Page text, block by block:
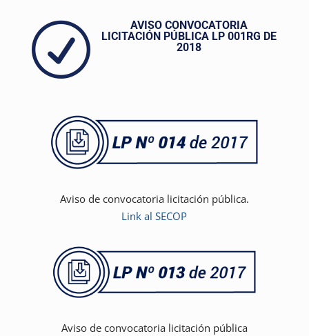
R
AVISO CONVOCATORIA
LICITACIÓN PÚBLICA LP 001RG DE
2018
Aviso de convocatoria licitación pública.
Link al SECOP
Aviso de convocatoria licitación pública